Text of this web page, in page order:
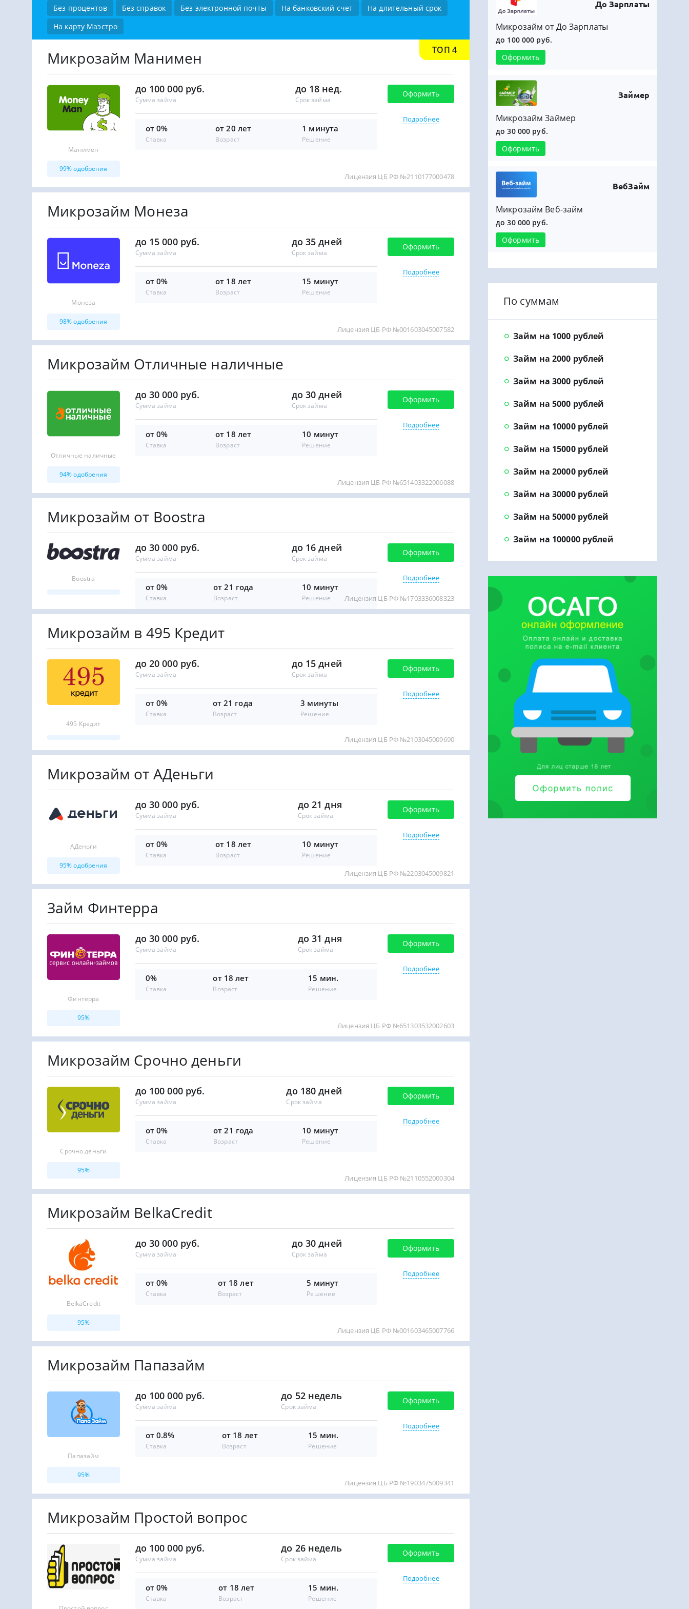
Без процентов
Без справок Без электронной почты На банковский счет
На длительный срок
На карту Маэстро
Микрозайм Манимен
Манимен
99% одобрения
до 100 000 руб.
Сумма займа
до 18 нед.
Срок займа
от 0%
Ставка
от 20 лет
Возраст
1 минута
Решение
Оформить
Подробнее
Лицензия ЦБ РФ №2110177000478
ТОП 4
Микрозайм Монеза
Монеза
98% одобрения
до 15 000 руб.
Сумма займа
до 35 дней
Срок займа
от 0%
Ставка
от 18 лет
Возраст
15 минут
Решение
Оформить
Подробнее
Лицензия ЦБ РФ №001603045007582
Микрозайм Отличные наличные
Отличные наличные
94% одобрения
до 30 000 руб.
Сумма займа
до 30 дней
Срок займа
от 0%
Ставка
от 18 лет
Возраст
10 минут
Решение
Оформить
Подробнее
Лицензия ЦБ РФ №651403322006088
Микрозайм от Boostra
Boostra
до 30 000 руб.
Сумма займа
до 16 дней
Срок займа
от 0%
Ставка
от 21 года
Возраст
10 минут
Решение
Оформить
Подробнее
Лицензия ЦБ РФ №1703336008323
Микрозайм в 495 Кредит
495 Кредит
до 20 000 руб.
Сумма займа
до 15 дней
Срок займа
от 0%
Ставка
от 21 года
Возраст
3 минуты
Решение
Оформить
Подробнее
Лицензия ЦБ РФ №2103045009690
Микрозайм от АДеньги
АДеньги
95% одобрения
до 30 000 руб.
Сумма займа
до 21 дня
Срок займа
от 0%
Ставка
от 18 лет
Возраст
10 минут
Решение
Оформить
Подробнее
Лицензия ЦБ РФ №2203045009821
Займ Финтерра
Финтерра
95%
до 30 000 руб.
Сумма займа
до 31 дня
Срок займа
0%
Ставка
от 18 лет
Возраст
15 мин.
Решение
Оформить
Подробнее
Лицензия ЦБ РФ №651303532002603
Микрозайм Срочно деньги
Срочно деньги
95%
до 100 000 руб.
Сумма займа
до 180 дней
Срок займа
от 0%
Ставка
от 21 года
Возраст
10 минут
Решение
Оформить
Подробнее
Лицензия ЦБ РФ №2110552000304
Микрозайм BelkaCredit
BelkaCredit
95%
до 30 000 руб.
Сумма займа
до 30 дней
Срок займа
от 0%
Ставка
от 18 лет
Возраст
5 минут
Решение
Оформить
Подробнее
Лицензия ЦБ РФ №001603465007766
Микрозайм Папазайм
Папазайм
95%
до 100 000 руб.
Сумма займа
до 52 недель
Срок займа
от 0.8%
Ставка
от 18 лет
Возраст
15 мин.
Решение
Оформить
Подробнее
Лицензия ЦБ РФ №1903475009341
Микрозайм Простой вопрос
до 100 000 руб.
Сумма займа
до 26 недель
Срок займа
от 0%
Ставка
от 18 лет
Возраст
15 мин.
Решение
Оформить
Подробнее
До Зарплаты
Микрозайм от До Зарплаты
до 100 000 руб.
Оформить
Займер
Микрозайм Займер
до 30 000 руб.
Оформить
ВебЗайм
Микрозайм Веб-займ
до 30 000 руб.
Оформить
По суммам
Займ на 1000 рублей
Займ на 2000 рублей
Займ на 3000 рублей
Займ на 5000 рублей
Займ на 10000 рублей
Займ на 15000 рублей
Займ на 20000 рублей
Займ на 30000 рублей
Займ на 50000 рублей
Займ на 100000 рублей